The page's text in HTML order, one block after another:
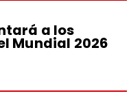
a los
Mundial 2026